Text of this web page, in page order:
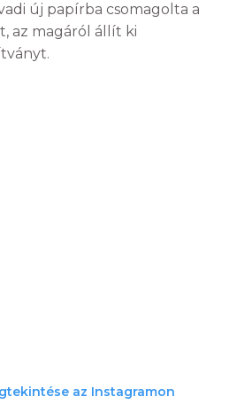
új papírba csomagolta a
az magáról állít ki
az Instagramon